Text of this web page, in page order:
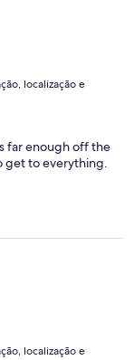
localização e
far enough off the
to everything.
localização e